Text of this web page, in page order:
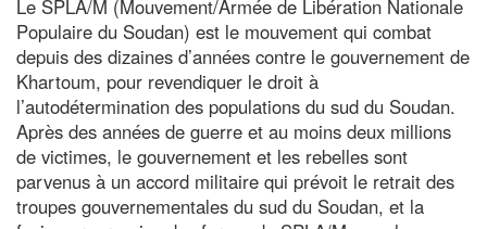
Le SPLA/M (Mouvement/Armée de Libération Nationale
Populaire du Soudan) est le mouvement qui combat
depuis des dizaines d’années contre le gouvernement de
Khartoum, pour revendiquer le droit à
l’autodétermination des populations du sud du Soudan.
Après des années de guerre et au moins deux millions
de victimes, le gouvernement et les rebelles sont
parvenus à un accord militaire qui prévoit le retrait des
troupes gouvernementales du sud du Soudan, et la